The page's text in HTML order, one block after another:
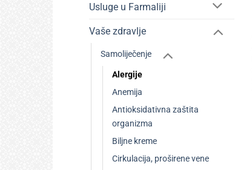
Usluge u Farmaliji
Vaše zdravlje
Samoliječenje
Alergije
Anemija
Antioksidativna zaštita
organizma
Biljne kreme
Cirkulacija, proširene vene